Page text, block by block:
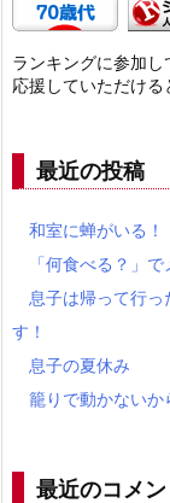
ランキングに参加し
応援していただける
最近の投稿
和室に蝉がいる！
「何食べる？」
息子は帰って行
す！
息子の夏休み
籠りで動かない
最近のコメン